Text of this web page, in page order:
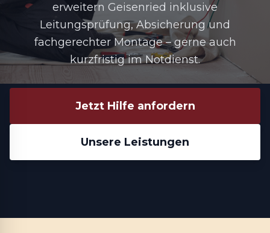
erweitern Geisenried inklusive
Leitungsprüfung, Absicherung und
fachgerechter Montage – gerne auch
kurzfristig im Notdienst.
Jetzt Hilfe anfordern
Unsere Leistungen